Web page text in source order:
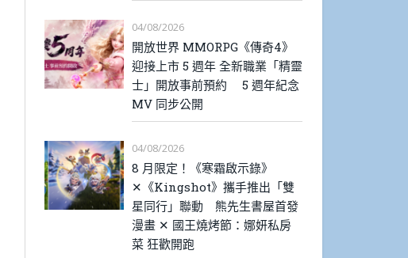
04/08/2026
開放世界 MMORPG《傳奇4》
迎接上市 5 週年 全新職業「精靈
士」開放事前預約 5 週年紀念
MV 同步公開
04/08/2026
8 月限定！《寒霜啟示錄》
✕《Kingshot》攜手推出「雙
星同行」聯動 熊先生書屋首發
漫畫 ✕ 國王燒烤節：娜妍私房
菜 狂歡開跑